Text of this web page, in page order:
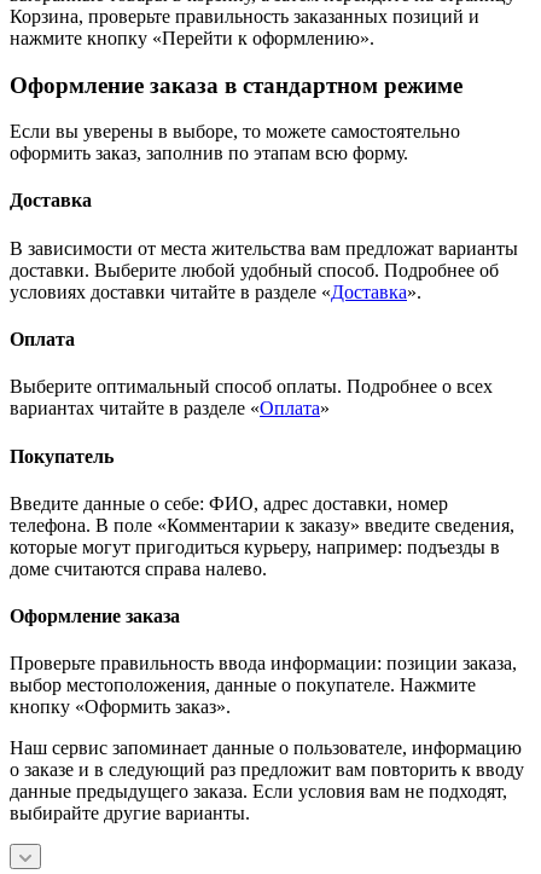
Корзина, проверьте правильность заказанных позиций и
нажмите кнопку «Перейти к оформлению».
Оформление заказа в стандартном режиме
Если вы уверены в выборе, то можете самостоятельно
оформить заказ, заполнив по этапам всю форму.
Доставка
В зависимости от места жительства вам предложат варианты
доставки. Выберите любой удобный способ. Подробнее об
условиях доставки читайте в разделе «Доставка».
Оплата
Выберите оптимальный способ оплаты. Подробнее о всех
вариантах читайте в разделе «Оплата»
Покупатель
Введите данные о себе: ФИО, адрес доставки, номер
телефона. В поле «Комментарии к заказу» введите сведения,
которые могут пригодиться курьеру, например: подъезды в
доме считаются справа налево.
Оформление заказа
Проверьте правильность ввода информации: позиции заказа,
выбор местоположения, данные о покупателе. Нажмите
кнопку «Оформить заказ».
Наш сервис запоминает данные о пользователе, информацию
о заказе и в следующий раз предложит вам повторить к вводу
данные предыдущего заказа. Если условия вам не подходят,
выбирайте другие варианты.